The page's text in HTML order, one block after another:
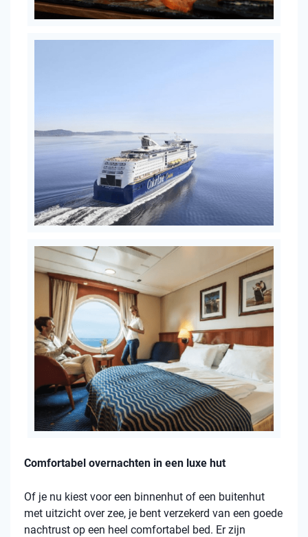
Comfortabel overnachten in een luxe hut
Of je nu kiest voor een binnenhut of een buitenhut
met uitzicht over zee, je bent verzekerd van een goede
nachtrust op een heel comfortabel bed. Er zijn